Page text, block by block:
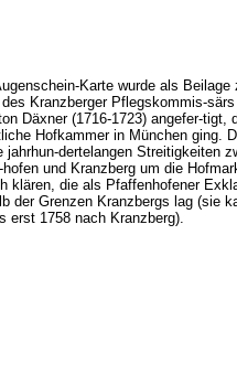
Karte wurde als Beilage
Kranzberger Pflegskommis-särs
Däxner (1716-1723) angefer-tigt,
Hofkammer in München ging.
jahrhun-dertelangen Streitigkeiten
hofen und Kranzberg um die
klären, die als Pfaffenhofener
der Grenzen Kranzbergs lag (sie
erst 1758 nach Kranzberg).